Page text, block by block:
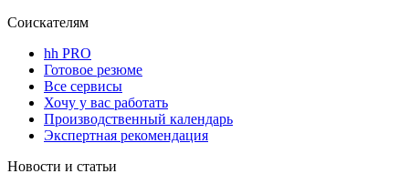
Соискателям
hh PRO
Готовое резюме
Все сервисы
Хочу у вас работать
Производственный календарь
Экспертная рекомендация
Новости и статьи